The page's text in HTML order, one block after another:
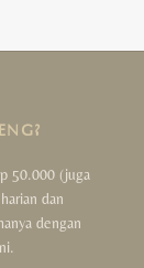
50.000 (juga
dan
dengan